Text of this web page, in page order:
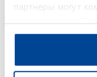
партнеры могут
данными, которые
Номер артикула
Полулессирующая